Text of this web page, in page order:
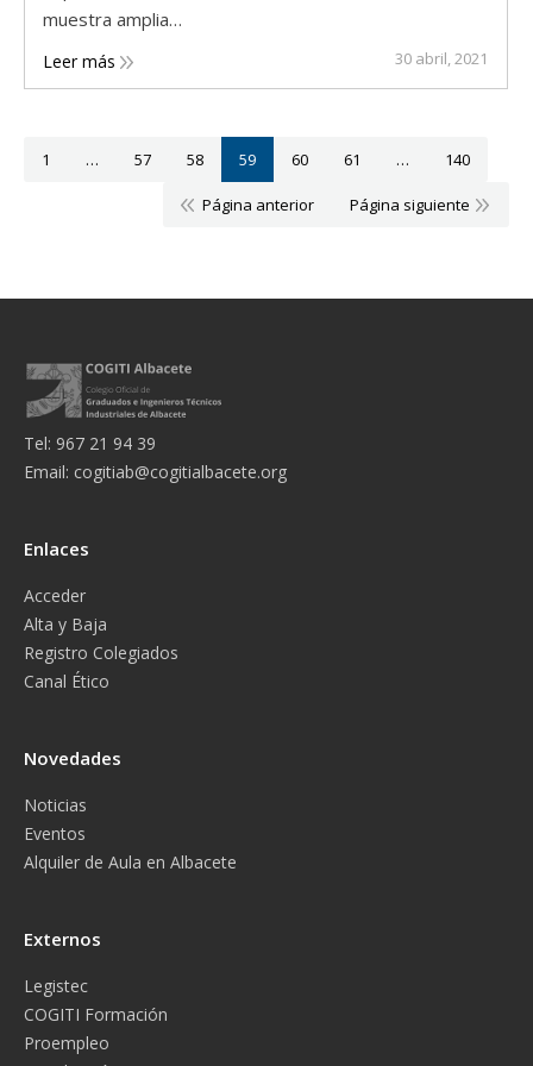
muestra amplia…
Leer más 30 abril, 2021
1 … 57 58 59 60 61 … 140
Página anterior Página siguiente
Tel: 967 21 94 39
Email: cogitiab@cogitialbacete.org
Enlaces
Acceder
Alta y Baja
Registro Colegiados
Canal Ético
Novedades
Noticias
Eventos
Alquiler de Aula en Albacete
Externos
Legistec
COGITI Formación
Proempleo